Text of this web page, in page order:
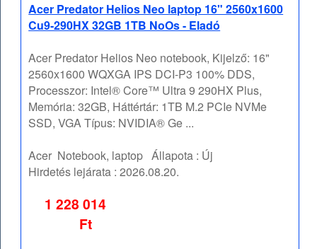
Acer Predator Helios Neo laptop 16" 2560x1600
Cu9-290HX 32GB 1TB NoOs - Eladó
Acer Predator Helios Neo notebook, Kijelző: 16"
2560x1600 WQXGA IPS DCI-P3 100% DDS,
Processzor: Intel® Core™ Ultra 9 290HX Plus,
Memória: 32GB, Háttértár: 1TB M.2 PCIe NVMe
SSD, VGA Típus: NVIDIA® Ge ...
Acer Notebook, laptop Állapota : Új
Hirdetés lejárata :2026.08.20.
1 228 014
Ft